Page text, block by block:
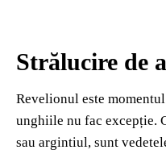
Strălucire de
Revelionul este
unghiile nu fac excepție.
sau argintiul, sunt